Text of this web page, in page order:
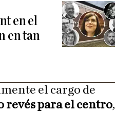
en el
en tan
el cargo de
revés para el centro,